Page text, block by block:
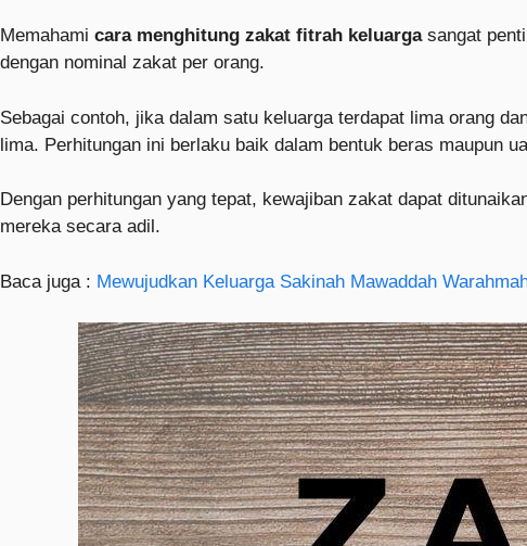
Memahami cara menghitung zakat fitrah keluargasangat
dengan nominal zakat per orang.
Sebagai contoh, jika dalam satu keluarga terdapat lima orang
lima. Perhitungan ini berlaku baik dalam bentuk beras maupun
Dengan perhitungan yang tepat, kewajiban zakat dapat
mereka secara adil.
Baca juga : Mewujudkan Keluarga Sakinah Mawaddah